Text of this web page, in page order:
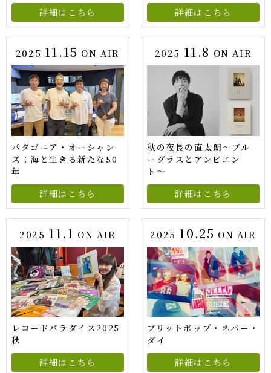
詳細はこちら 詳細はこちら
2025 11.15 ON AIR
パタゴニア・オーシャン
ズ：海と生きる新たな50
年
詳細はこちら
2025 11.8 ON AIR
秋の夜長の直太朗〜ブル
ーグラスとアンビエン
ト〜
詳細はこちら
2025 11.1 ON AIR
レコードパラダイス2025
秋
詳細はこちら
2025 10.25 ON AIR
ブリットポップ・ネバー・
ダイ
詳細はこちら